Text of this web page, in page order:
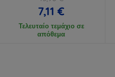
7,11 €
Τελευταίο τεμάχιο σε
απόθεμα